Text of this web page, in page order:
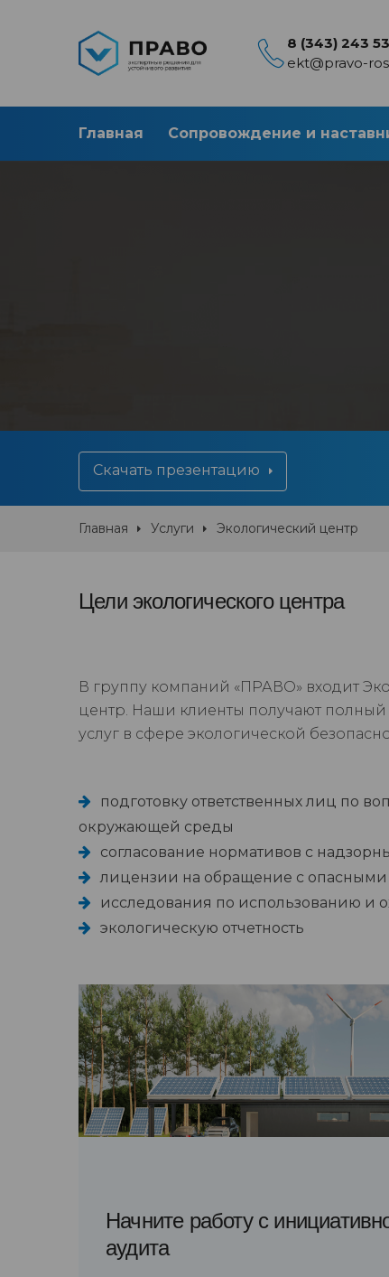
8 (343) 243
ekt@pravo-
Главная Сопровождение и
Скачать презентацию
Главная Услуги Экологический центр
Цели экологического центра
В группу компаний «ПРАВО» входит
центр. Наши клиенты получают полный
услуг в сфере экологической
подготовку ответственных лиц по
окружающей среды
согласование нормативов с
лицензии на обращение с опасными
исследования по использованию и
экологическую отчетность
Начните работу с
аудита